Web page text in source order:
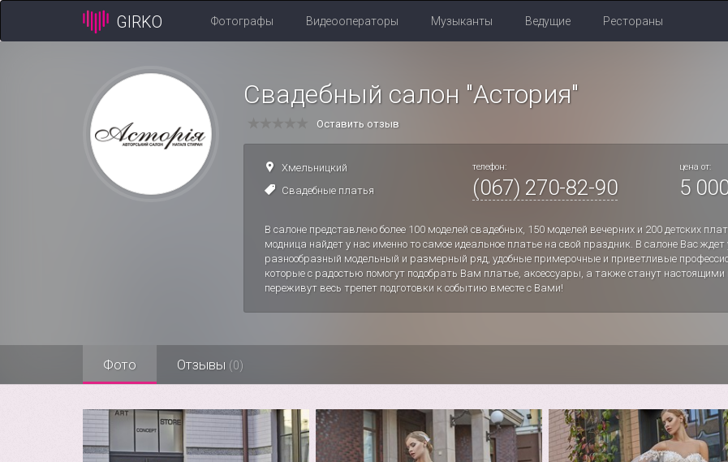
GIRKO Фотографы Видеооператоры Музыканты Ведущие Рестораны
Свадебный салон "Астория"
Оставить отзыв
Хмельницкий
Свадебные платья
телефон:
(067) 270-82-90
цена от:
5
В салоне представлено более 100 моделей свадебных, 150 моделей вечерних и 200 детских
модница найдет у нас именно то самое идеальное платье на свой праздник. В салоне Вас
разнообразный модельный и размерный ряд, удобные примерочные и приветливые
которые с радостью помогут подобрать Вам платье, аксессуары, а также станут
переживут весь трепет подготовки к событию вместе с Вами!
Фото Отзывы (0)